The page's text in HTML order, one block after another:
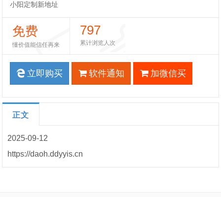
小阳定制新地址
免费
懂价值能信任再来
797
累计浏览人次
立即购买 软件通知 加微信买
正文
2025-09-12
https://daoh.ddyyis.cn